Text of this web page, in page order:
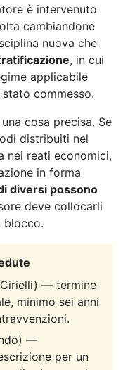
è intervenuto
cambiandone
nuova che
, in cui
applicabile
commesso.
cosa precisa. Se
distribuiti nel
reati economici,
in forma
diversi possono
deve collocarli
blocco.
— termine
minimo sei anni
—
per un